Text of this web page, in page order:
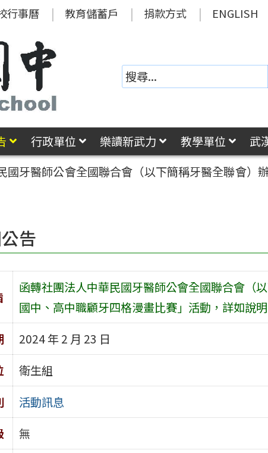
行事曆 教育儲蓄戶 捐款方式 ENGLISH
行政單位 樂讀新武力 教學單位 武
國牙醫師公會全國聯合會（以下簡稱牙醫全聯會）
告
函轉社團法人中華民國牙醫師公會全國聯合會（
國中、高中職顧牙四格漫畫比賽」活動，詳如說
2024 年 2 月 23 日
衛生組
活動訊息
無